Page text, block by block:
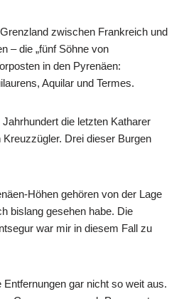
zwischen Frankreich und
– die „fünf Söhne von
in den Pyrenäen:
Aquilar und Termes.
die letzten Katharer
Drei dieser Burgen
Höhen gehören von der Lage
bislang gesehen habe. Die
war mir in diesem Fall zu
gar nicht so weit aus.